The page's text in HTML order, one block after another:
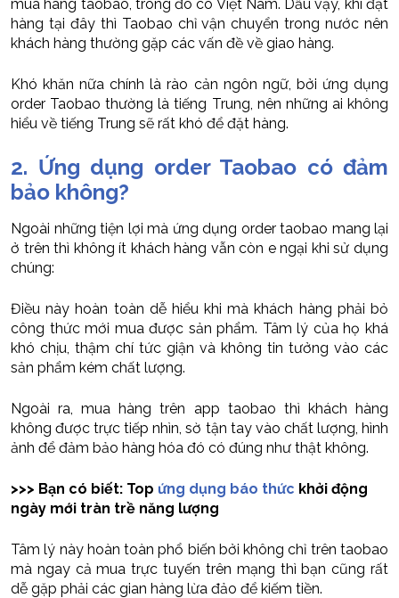
mua hàng taobao, trong đó có Việt Nam. Dẫu vậy, khi đặt
hàng tại đây thì Taobao chỉ vận chuyển trong nước nên
khách hàng thường gặp các vấn đề về giao hàng.
Khó khăn nữa chính là rào cản ngôn ngữ, bởi ứng dụng
order Taobao thường là tiếng Trung, nên những ai không
hiểu về tiếng Trung sẽ rất khó để đặt hàng.
2. Ứng dụng order Taobao có đảm
bảo không?
Ngoài những tiện lợi mà ứng dụng order taobao mang lại
ở trên thì không ít khách hàng vẫn còn e ngại khi sử dụng
chúng:
Điều này hoàn toàn dễ hiểu khi mà khách hàng phải bỏ
công thức mới mua được sản phẩm. Tâm lý của họ khá
khó chịu, thậm chí tức giận và không tin tưởng vào các
sản phẩm kém chất lượng.
Ngoài ra, mua hàng trên app taobao thì khách hàng
không được trực tiếp nhìn, sờ tận tay vào chất lượng, hình
ảnh để đảm bảo hàng hóa đó có đúng như thật không.
>>> Bạn có biết: Top ứng dụng báo thức khởi động
ngày mới tràn trề năng lượng
Tâm lý này hoàn toàn phổ biến bởi không chỉ trên taobao
mà ngay cả mua trực tuyến trên mạng thì bạn cũng rất
dễ gặp phải các gian hàng lừa đảo để kiếm tiền.